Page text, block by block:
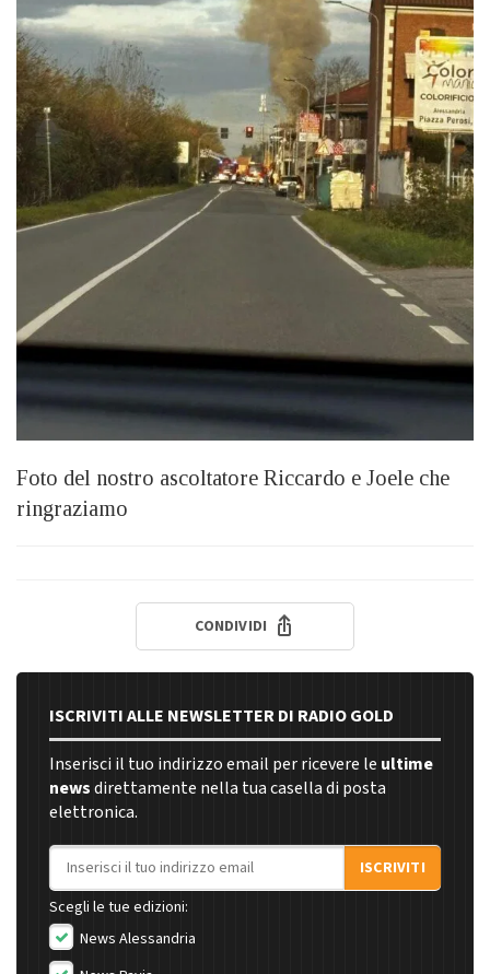
Foto del nostro ascoltatore Riccardo e Joele che
ringraziamo
CONDIVIDI
ISCRIVITI ALLE NEWSLETTER DI RADIO GOLD
Inserisci il tuo indirizzo email per ricevere le ultime
newsdirettamente nella tua casella di posta
elettronica.
Indirizzo email
ISCRIVITI
Scegli le tue edizioni:
News Alessandria